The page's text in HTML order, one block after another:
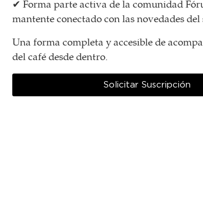
✔ Forma parte activa de la comunidad
mantente conectado con las novedades del
Una forma completa y accesible de
del café desde dentro.
Solicitar Suscripción